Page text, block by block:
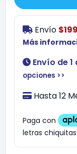
Envío
Más
Envío de
opciones >>
Hasta 12